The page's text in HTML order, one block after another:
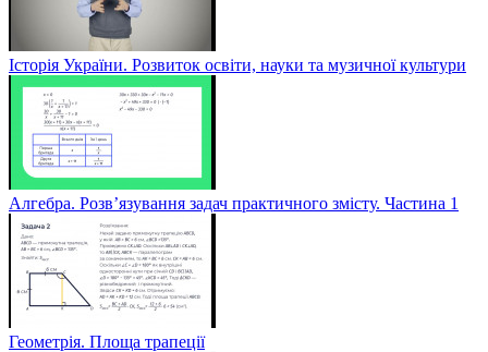
Історія України. Розвиток освіти, науки та музичної культури
Алгебра. Розв’язування задач практичного змісту. Частина 1
Геометрія. Площа трапеції